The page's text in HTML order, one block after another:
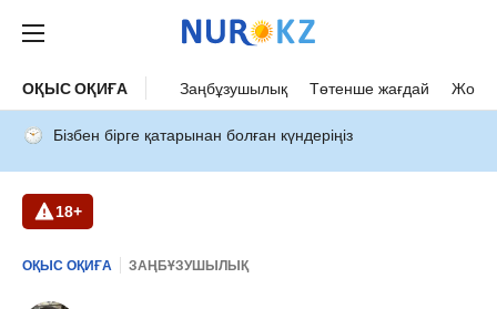
ОҚЫС ОҚИҒА Заңбұзушылық Төтенше жағдай Жол
Бізбен бірге қатарынан болған күндеріңіз
18+
ОҚЫС ОҚИҒА ЗАҢБҰЗУШЫЛЫҚ